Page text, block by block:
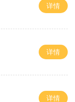
详情
详情
详情